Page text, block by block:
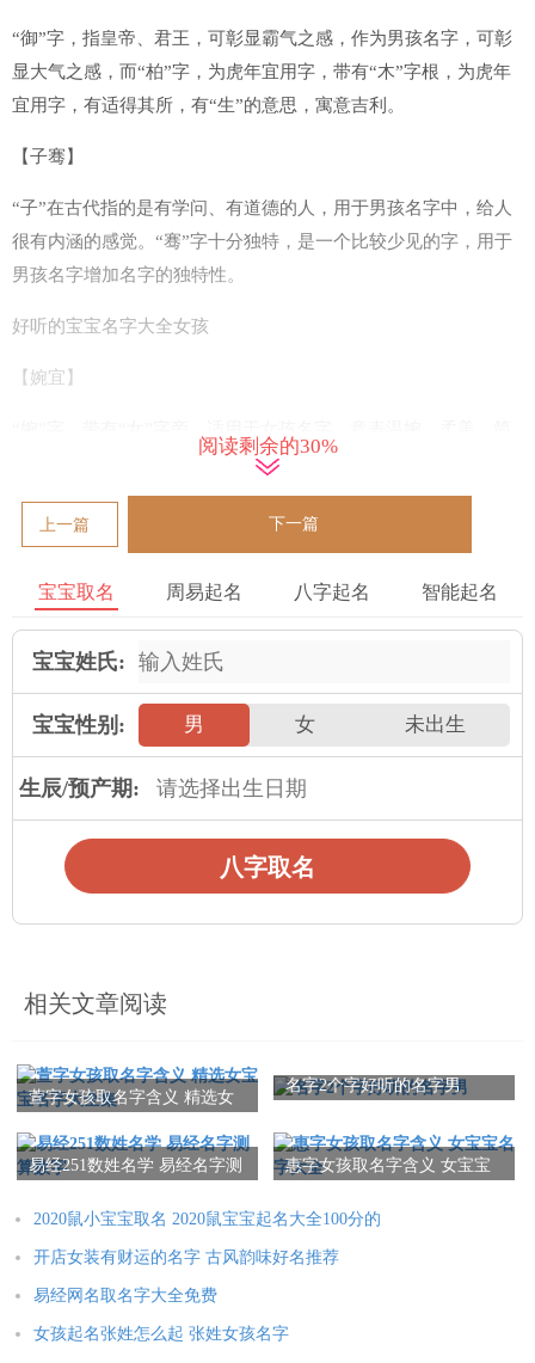
“御”字，指皇帝、君王，可彰显霸气之感，作为男孩名字，可彰
显大气之感，而“柏”字，为虎年宜用字，带有“木”字根，为虎年
宜用字，有适得其所，有“生”的意思，寓意吉利。
【子骞】
“子”在古代指的是有学问、有道德的人，用于男孩名字中，给人
很有内涵的感觉。“骞”字十分独特，是一个比较少见的字，用于
男孩名字增加名字的独特性。
好听的宝宝名字大全女孩
【婉宜】
约，好听有涵养，而“宜”则指舒适、温柔，“婉宜”合适作为女孩
名字，寓意女孩知书达理、温柔贤淑。
2025年运势
属鼠人2025年全年运势详解
属龙人2025年全年运势详解 属蛇人2025年全年运势详解
属狗人2025年全年运势详解 属猪人2025年全年运势详解
阅读剩余的30%
上一篇 下一篇
宝宝取名 周易起名 八字起名 智能起名
宝宝姓氏:
宝宝性别: 男 女 未出生
生辰/预产期:
八字取名
相关文章阅读
萱字女孩取名字含义 精选女
名字2个字好听的名字男
易经251数姓名学 易经名字测
惠字女孩取名字含义 女宝宝
2020鼠小宝宝取名 2020鼠宝宝起名大全100分的
开店女装有财运的名字 古风韵味好名推荐
易经网名取名字大全免费
女孩起名张姓怎么起 张姓女孩名字